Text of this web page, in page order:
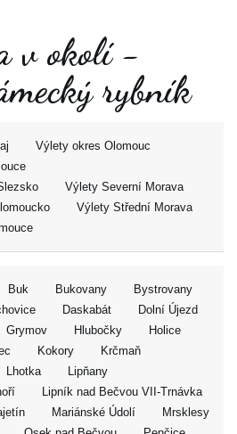
v okolí -
rybník
Výlety okres Olomouc
Výlety Severní Morava
Výlety Střední Morava
Buk Bukovany
Bystrovany
Daskabát
Dolní Újezd
Grymov Hlubočky
Holice
Kokory
Krčmaň
Lhotka
Lipňany
Lipník nad Bečvou VII-Trnávka
Mariánské Údolí
Mrsklesy